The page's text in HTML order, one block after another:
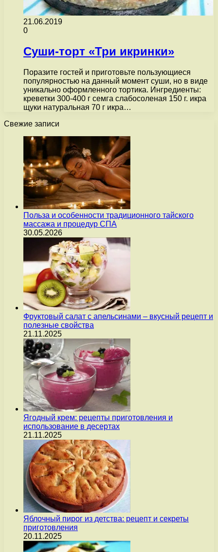
21.06.2019
0
Суши-торт «Три икринки»
Поразите гостей и приготовьте пользующиеся
популярностью на данный момент суши, но в виде
уникально оформленного тортика. Ингредиенты:
креветки 300-400 г семга слабосоленая 150 г. икра
щуки натуральная 70 г икра…
Свежие записи
Польза и особенности традиционного тайского
массажа и процедур СПА
30.05.2026
Фруктовый салат с апельсинами – вкусный рецепт и
полезные свойства
21.11.2025
Ягодный крем: рецепты приготовления и
использование в десертах
21.11.2025
Яблочный пирог из детства: рецепт и секреты
приготовления
20.11.2025